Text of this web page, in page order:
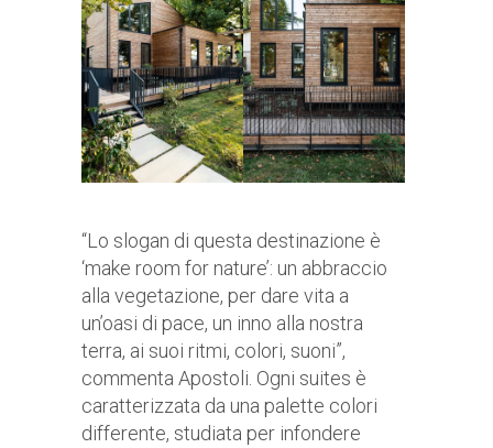
“Lo slogan di questa destinazione è
‘make room for nature’: un abbraccio
alla vegetazione, per dare vita a
un’oasi di pace, un inno alla nostra
terra, ai suoi ritmi, colori, suoni”,
commenta Apostoli. Ogni suites è
caratterizzata da una palette colori
differente, studiata per infondere